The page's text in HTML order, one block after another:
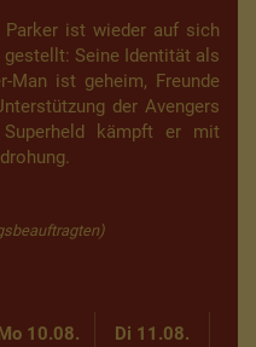
Parker ist wieder auf sich
gestellt: Seine Identität als
Man ist geheim, Freunde
der Avengers
kämpft er mit
10.08. Di 11.08.